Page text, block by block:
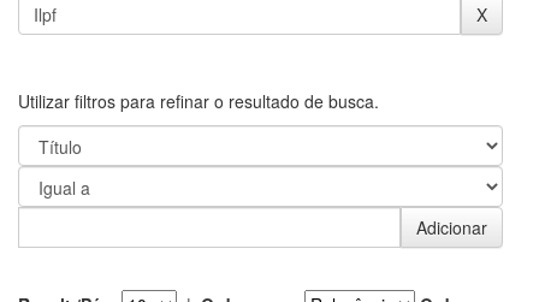
Utilizar filtros para refinar o resultado de busca.